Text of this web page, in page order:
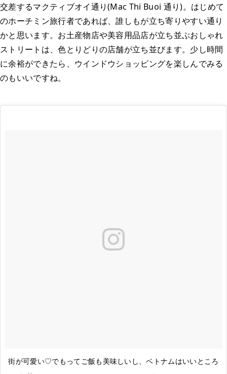
交差するマクティブオイ通り(Mac Thi Buoi 通り)。はじめて
のホーチミン旅行者であれば、誰しもが立ち寄りやすい通り
かと思います。お土産物店や美容用品店が立ち並ぶおしゃれ
ストリートは、色とりどりの店舗が立ち並びます。少し時間
に余裕ができたら、ウインドウショッピングを楽しんでみる
のもいいですね。
街が可愛い♡でもってご飯も美味しいし、ベトナムはいいところ